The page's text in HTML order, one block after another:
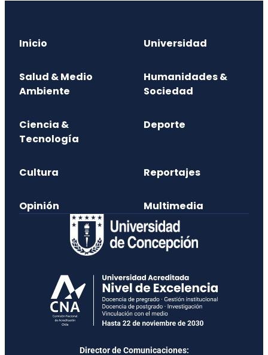
Inicio Universidad
Salud & Medio
Ambiente
Humanidades &
Sociedad
Ciencia &
Tecnología
Deporte
Cultura Reportajes
Opinión Multimedia
Director de Comunicaciones: